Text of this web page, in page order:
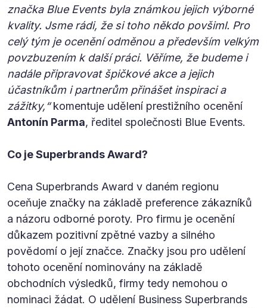
značka Blue Events byla známkou jejich výborné
kvality. Jsme rádi, že si toho někdo povšiml. Pro
celý tým je ocenění odměnou a především velkým
povzbuzením k další práci. Věříme, že budeme i
nadále připravovat špičkové akce a jejich
účastníkům i partnerům přinášet inspiraci a
zážitky,“komentuje udělení prestižního ocenění
Antonín Parma, ředitel společnosti Blue Events.
Co je Superbrands Award?
Cena Superbrands Award v daném regionu
oceňuje značky na základě preference zákazníků
a názoru odborné poroty. Pro firmu je ocenění
důkazem pozitivní zpětné vazby a silného
povědomí o její značce. Značky jsou pro udělení
tohoto ocenění nominovány na základě
obchodních výsledků, firmy tedy nemohou o
nominaci žádat. O udělení Business Superbrands